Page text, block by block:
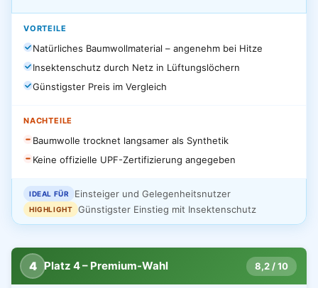
VORTEILE
Natürliches Baumwollmaterial – angenehm bei Hitze
Insektenschutz durch Netz in Lüftungslöchern
Günstigster Preis im Vergleich
NACHTEILE
Baumwolle trocknet langsamer als Synthetik
Keine offizielle UPF-Zertifizierung angegeben
IDEAL FÜR Einsteiger und Gelegenheitsnutzer
HIGHLIGHT Günstigster Einstieg mit Insektenschutz
4 Platz 4 – Premium-Wahl 8,2 / 10